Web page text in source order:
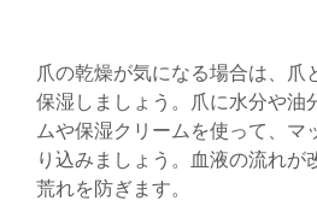
爪の乾燥が気になる場合は、爪
保湿しましょう。爪に水分や油
ムや保湿クリームを使って、マ
り込みましょう。血液の流れが
荒れを防ぎます。